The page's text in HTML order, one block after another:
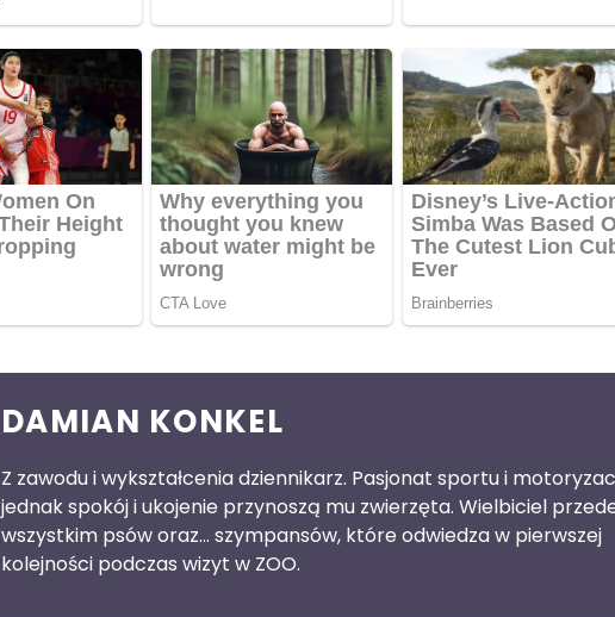
DAMIAN KONKEL
Z zawodu i wykształcenia dziennikarz. Pasjonat sportu i
jednak spokój i ukojenie przynoszą mu zwierzęta. Wielbiciel
wszystkim psów oraz… szympansów, które odwiedza w pierwszej
kolejności podczas wizyt w ZOO.